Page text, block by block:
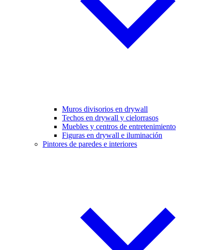
Muros divisorios en drywall
Techos en drywall y cielorrasos
Muebles y centros de entretenimiento
Figuras en drywall e iluminación
Pintores de paredes e interiores